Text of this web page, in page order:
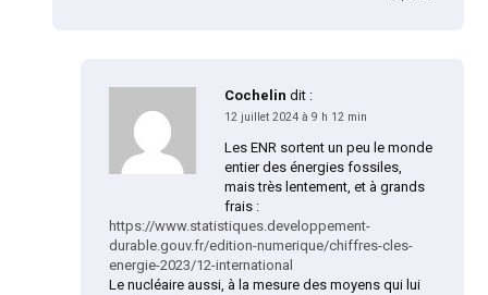
Cochelin dit :
12 juillet 2024 à 9 h 12 min
Les ENR sortent un peu le monde
entier des énergies fossiles,
mais très lentement, et à grands
frais :
https://www.statistiques.developpement-
durable.gouv.fr/edition-numerique/chiffres-cles-
energie-2023/12-international
Le nucléaire aussi, à la mesure des moyens qui lui